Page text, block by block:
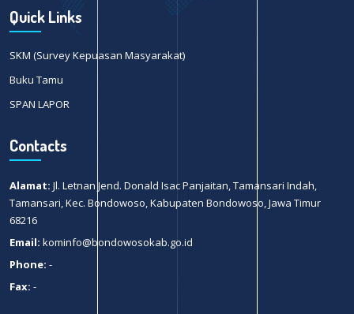
Quick Links
SKM (Survey Kepuasan Masyarakat)
Buku Tamu
SPAN LAPOR
Contacts
Alamat: Jl. Letnan Jend. Donald Isac Panjaitan, Tamansari Indah,
Tamansari, Kec. Bondowoso, Kabupaten Bondowoso, Jawa Timur
68216
Email: kominfo@bondowosokab.go.id
Phone: -
Fax: -